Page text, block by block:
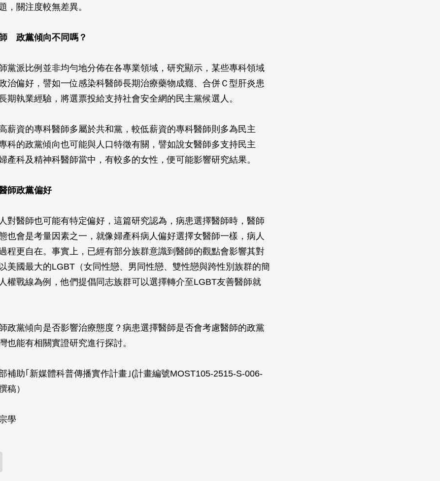
，關注度較無差異。
政黨傾向不同嗎？
黨派比例並非均勻地分佈在各專業領域，研究顯示，某些專科領域
治偏好，譬如一位感染科醫師長期治療藥物成癮、合併Ｃ型肝炎患
期執業經驗，將選票投給支持社會安全網的民主黨候選人。
薪資的專科醫師多屬於共和黨，較低薪資的專科醫師則多為民主
科的政黨傾向也可能與人口特徵有關，譬如說女醫師多支持民主
產科及精神科醫師當中，有較多的女性，便可能影響研究結果。
師政黨偏好
對醫師也可能有特定偏好，這篇研究認為，病患選擇醫師時，醫師
也會是考量因素之一，就像婦產科病人偏好選擇女醫師一樣，病人
程更自在。事實上，已經有部分族群意識到醫師的觀點會影響其對
美國最大的LGBT（女同性戀、男同性戀、雙性戀與跨性別族群的簡
權戰線為例，他們提倡同志族群可以選擇轉介至LGBT友善醫師就
政黨傾向是否影響治療態度？病患選擇醫師是否會考慮醫師的政黨
也能有相關實證研究進行探討。
補助｢新媒體科普傳播實作計畫｣(計畫編號MOST105-2515-S-006-
稿）
學